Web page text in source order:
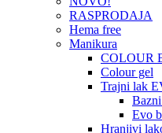
RASPRODAJA
Hema free
Manikura
COLOUR
Colour gel
Trajni lak
Evo
Hranjivi